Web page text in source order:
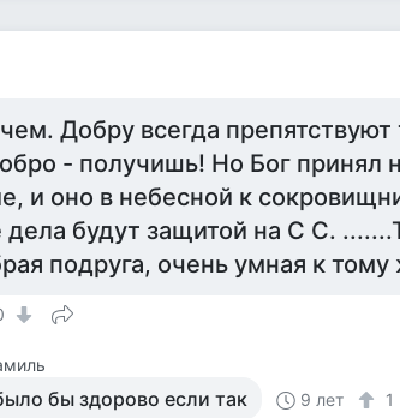
Добру всегда
- получишь! Но Бог принял
и оно в небесной к
будут защитой на С С.
подруга, очень умная к
бы здорово если так 9 лет 1